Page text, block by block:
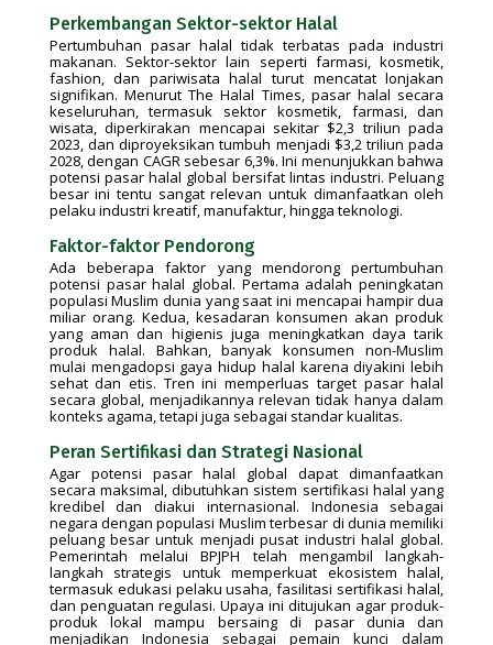
Perkembangan Sektor-sektor Halal
Pertumbuhan pasar halal tidak terbatas pada industri
makanan. Sektor-sektor lain seperti farmasi, kosmetik,
fashion, dan pariwisata halal turut mencatat lonjakan
signifikan. Menurut The Halal Times, pasar halal secara
keseluruhan, termasuk sektor kosmetik, farmasi, dan
wisata, diperkirakan mencapai sekitar $2,3 triliun pada
2023, dan diproyeksikan tumbuh menjadi $3,2 triliun pada
2028, dengan CAGR sebesar 6,3%. Ini menunjukkan bahwa
potensi pasar halal global bersifat lintas industri. Peluang
besar ini tentu sangat relevan untuk dimanfaatkan oleh
pelaku industri kreatif, manufaktur, hingga teknologi.
Faktor-faktor Pendorong
Ada beberapa faktor yang mendorong pertumbuhan
potensi pasar halal global. Pertama adalah peningkatan
populasi Muslim dunia yang saat ini mencapai hampir dua
miliar orang. Kedua, kesadaran konsumen akan produk
yang aman dan higienis juga meningkatkan daya tarik
produk halal. Bahkan, banyak konsumen non-Muslim
mulai mengadopsi gaya hidup halal karena diyakini lebih
sehat dan etis. Tren ini memperluas target pasar halal
secara global, menjadikannya relevan tidak hanya dalam
konteks agama, tetapi juga sebagai standar kualitas.
Peran Sertifikasi dan Strategi Nasional
Agar potensi pasar halal global dapat dimanfaatkan
secara maksimal, dibutuhkan sistem sertifikasi halal yang
kredibel dan diakui internasional. Indonesia sebagai
negara dengan populasi Muslim terbesar di dunia memiliki
peluang besar untuk menjadi pusat industri halal global.
Pemerintah melalui BPJPH telah mengambil langkah-
langkah strategis untuk memperkuat ekosistem halal,
termasuk edukasi pelaku usaha, fasilitasi sertifikasi halal,
dan penguatan regulasi. Upaya ini ditujukan agar produk-
produk lokal mampu bersaing di pasar dunia dan
menjadikan Indonesia sebagai pemain kunci dalam